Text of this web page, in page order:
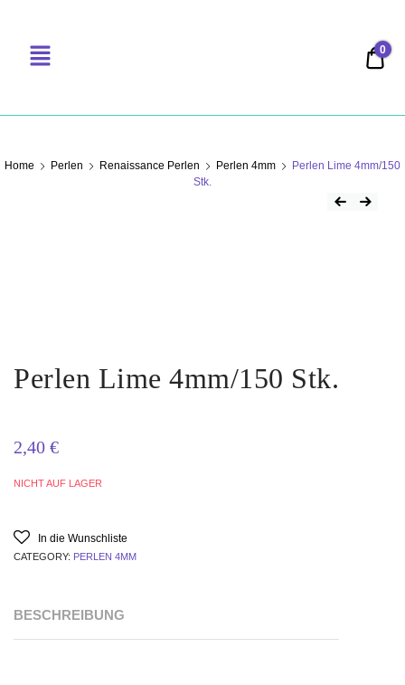
0
Home Perlen Renaissance Perlen Perlen 4mm
Perlen Lime 4mm/150
Stk.
Perlen Lime 4mm/150 Stk.
2,40 €
NICHT AUF LAGER
In die Wunschliste
CATEGORY: PERLEN 4MM
BESCHREIBUNG